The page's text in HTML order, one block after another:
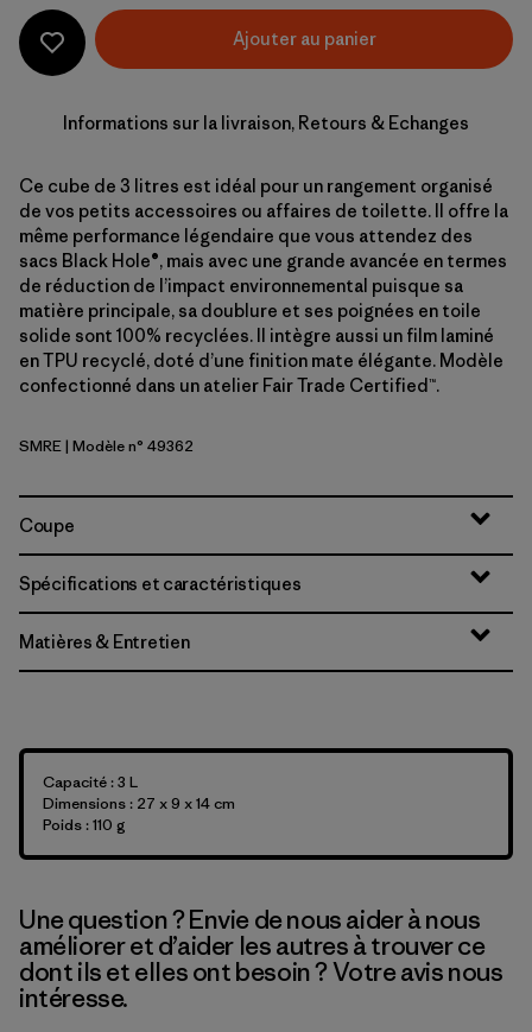
Ajouter au panier
Informations sur la livraison, Retours & Echanges
Ce cube de 3 litres est idéal pour un rangement organisé
de vos petits accessoires ou affaires de toilette. Il offre la
même performance légendaire que vous attendez des
sacs Black Hole®, mais avec une grande avancée en termes
de réduction de l’impact environnemental puisque sa
matière principale, sa doublure et ses poignées en toile
solide sont 100% recyclées. Il intègre aussi un film laminé
en TPU recyclé, doté d’une finition mate élégante. Modèle
confectionné dans un atelier Fair Trade Certified™.
Smolder Blue w/Amanita Red
SMRE| Modèle n° 49362
Coupe
Spécifications et caractéristiques
Matières & Entretien
Capacité : 3 L
Dimensions : 27 x 9 x 14 cm
Poids : 110 g
Une question ? Envie de nous aider à nous
améliorer et d’aider les autres à trouver ce
dont ils et elles ont besoin ? Votre avis nous
intéresse.